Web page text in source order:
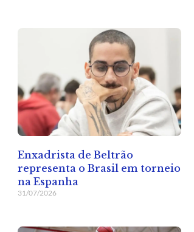
Enxadrista de Beltrão
representa o Brasil em torneio
na Espanha
31/07/2026